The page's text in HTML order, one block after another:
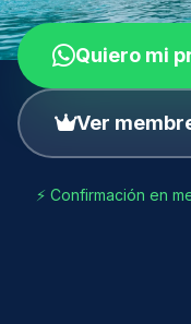
Quiero mi
Ver
⚡ Confirmación en